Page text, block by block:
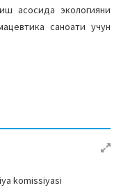
асосида экологияни
саноати учун
komissiyasi